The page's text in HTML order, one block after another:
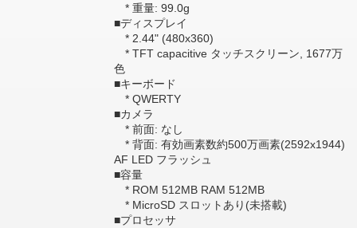
* 重量: 99.0g
■ディスプレイ
* 2.44" (480x360)
* TFT capacitive タッチスクリーン, 1677万
色
■キーボード
* QWERTY
■カメラ
* 前面: なし
* 背面: 有効画素数約500万画素(2592x1944)
AF LED フラッシュ
■容量
* ROM 512MB RAM 512MB
* MicroSD スロットあり(未搭載)
■プロセッサ